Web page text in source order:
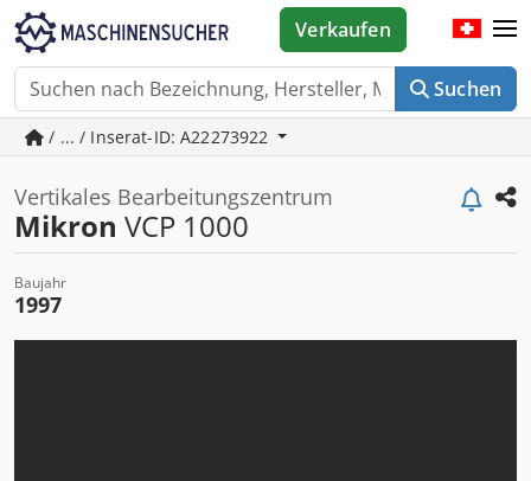
Suchen
Verkaufen
/ ... / Inserat-ID: A22273922
Vertikales Bearbeitungszentrum
Mikron VCP 1000
Baujahr
1997